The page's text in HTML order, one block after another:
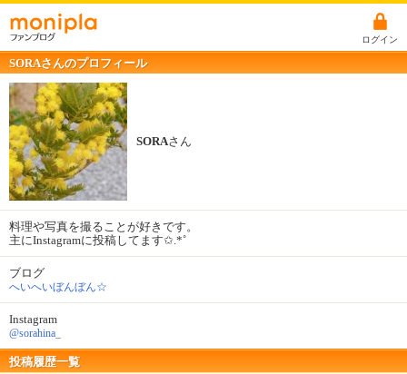
ログイン
SORAさんのプロフィール
SORAさん
料理や写真を撮ることが好きです。
主にInstagramに投稿してます✩.*˚
ブログ
へいへいぼんぼん☆
Instagram
@sorahina_
投稿履歴一覧